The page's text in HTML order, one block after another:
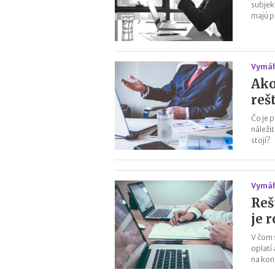
majú
Čo je
stojí?
je
V
oplatí
na